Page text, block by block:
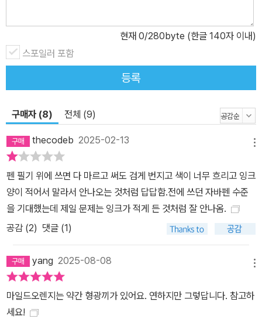
현재 0/280byte (한글 140자 이내)
스포일러 포함
등록
구매자 (8) 전체 (9)
thecodeb 2025-02-13
펜 필기 위에 쓰면 다 마르고 써도 검게 번지고 색이 너무 흐리고 잉크
양이 적어서 말라서 안나오는 것처럼 답답함.전에 쓰던 자바펜 수준
을 기대했는데 제일 문제는 잉크가 적게 든 것처럼 잘 안나옴.
공감 (2) 댓글 (1)
yang 2025-08-08
마일드오렌지는 약간 형광끼가 있어요. 연하지만 그렇답니다. 참고하
세요!